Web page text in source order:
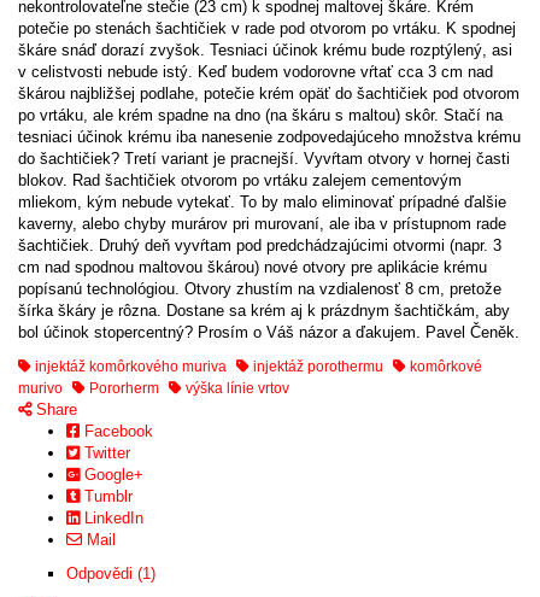
nekontrolovateľne stečie (23 cm) k spodnej maltovej škáre. Krém
potečie po stenách šachtičiek v rade pod otvorom po vrtáku. K spodnej
škáre snáď dorazí zvyšok. Tesniaci účinok krému bude rozptýlený, asi
v celistvosti nebude istý. Keď budem vodorovne vŕtať cca 3 cm nad
škárou najbližšej podlahe, potečie krém opäť do šachtičiek pod otvorom
po vrtáku, ale krém spadne na dno (na škáru s maltou) skôr. Stačí na
tesniaci účinok krému iba nanesenie zodpovedajúceho množstva krému
do šachtičiek? Tretí variant je pracnejší. Vyvŕtam otvory v hornej časti
blokov. Rad šachtičiek otvorom po vrtáku zalejem cementovým
mliekom, kým nebude vytekať. To by malo eliminovať prípadné ďalšie
kaverny, alebo chyby murárov pri murovaní, ale iba v prístupnom rade
šachtičiek. Druhý deň vyvŕtam pod predchádzajúcimi otvormi (napr. 3
cm nad spodnou maltovou škárou) nové otvory pre aplikácie krému
popísanú technológiou. Otvory zhustím na vzdialenosť 8 cm, pretože
šírka škáry je rôzna. Dostane sa krém aj k prázdnym šachtičkám, aby
bol účinok stopercentný? Prosím o Váš názor a ďakujem. Pavel Čeněk.
injektáž komôrkového muriva injektáž porothermu
komôrkové
murivo
Pororherm výška línie vrtov
Share
Facebook
Twitter
Google+
Tumblr
LinkedIn
Mail
Odpovědi (1)